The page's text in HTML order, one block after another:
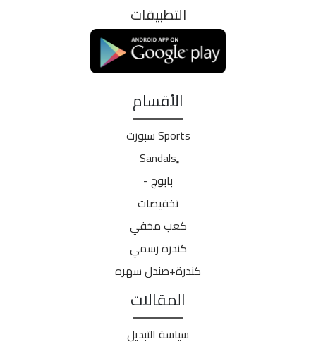
التطبيقات
الأقسام
Sports سبورت
بابوج -
تخفيضات
كعب مخفي
كندرة رسمي
كندرة+صندل سهره
المقالات
سياسة التبديل